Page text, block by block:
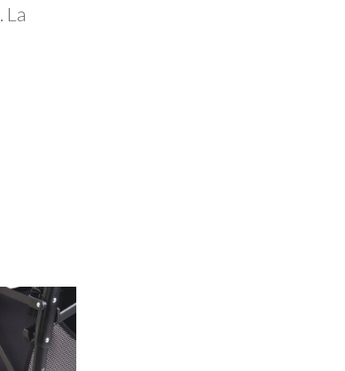
. La